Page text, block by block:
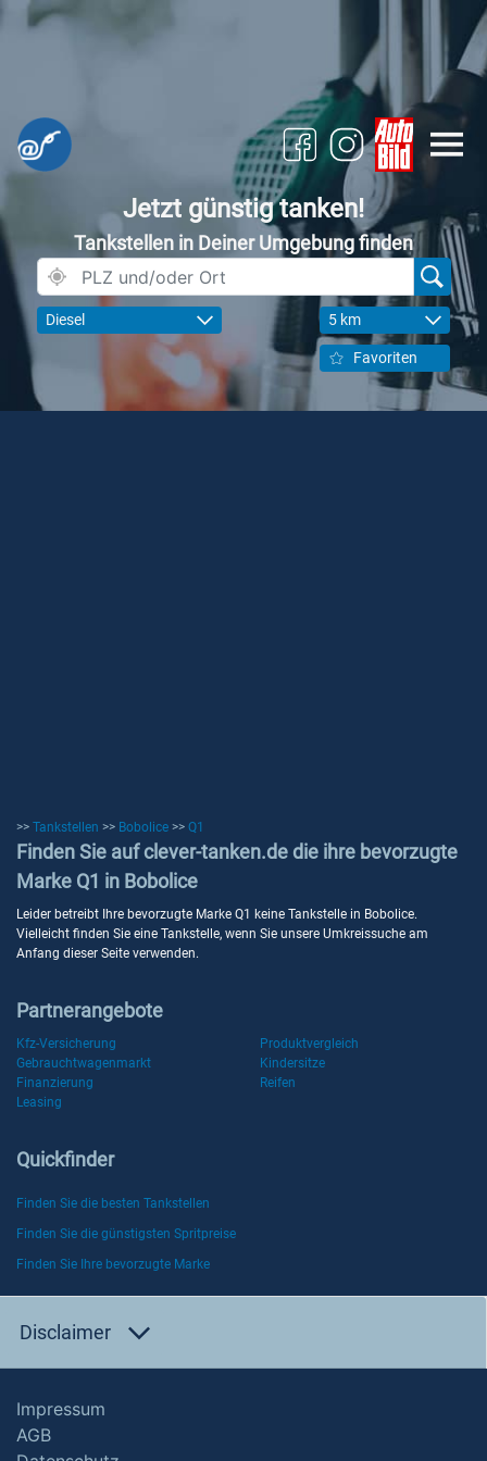
Jetzt günstig tanken!
Tankstellen in Deiner Umgebung finden
Diesel 5 km
Favoriten
>> Tankstellen >> Bobolice >> Q1
Finden Sie auf clever-tanken.de die ihre bevorzugte
Marke Q1 in Bobolice
Leider betreibt Ihre bevorzugte Marke Q1 keine Tankstelle in Bobolice.
Vielleicht finden Sie eine Tankstelle, wenn Sie unsere Umkreissuche am
Anfang dieser Seite verwenden.
Partnerangebote
Kfz-Versicherung
Produktvergleich
Gebrauchtwagenmarkt
Kindersitze
Finanzierung
Reifen
Leasing
Quickfinder
Finden Sie die besten Tankstellen
Finden Sie die günstigsten Spritpreise
Finden Sie Ihre bevorzugte Marke
Disclaimer
Impressum
AGB